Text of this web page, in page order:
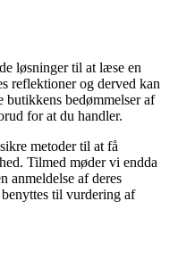
løsninger til at læse en
reflektioner og derved kan
bedømmelser af
for at du handler.
metoder til at få
Tilmed møder vi endda
anmeldelse af deres
til vurdering af